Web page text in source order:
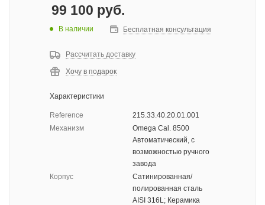
99 100 руб.
В наличии Бесплатная консультация
Рассчитать доставку
Хочу в подарок
Характеристики
Reference
215.33.40.20.01.001
Механизм
Omega Cal. 8500
Автоматический, с
возможностью ручного
завода
Корпус
Cатинированная/
полированная сталь
AISI 316L; Керамика